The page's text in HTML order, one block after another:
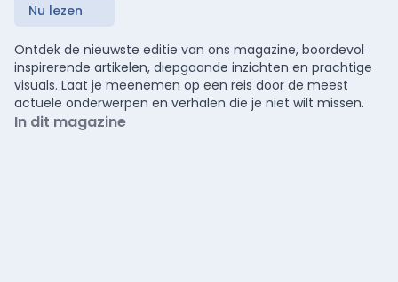
Nu lezen
Ontdek de nieuwste editie van ons magazine, boordevol
inspirerende artikelen, diepgaande inzichten en prachtige
visuals. Laat je meenemen op een reis door de meest
actuele onderwerpen en verhalen die je niet wilt missen.
In dit magazine